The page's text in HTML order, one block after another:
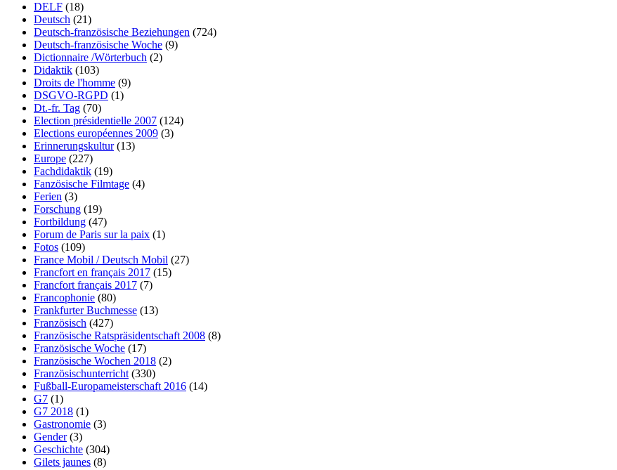
DELF (18)
Deutsch (21)
Deutsch-französische Beziehungen (724)
Deutsch-französische Woche (9)
Dictionnaire /Wörterbuch (2)
Didaktik (103)
Droits de l'homme (9)
DSGVO-RGPD (1)
Dt.-fr. Tag (70)
Election présidentielle 2007 (124)
Elections européennes 2009 (3)
Erinnerungskultur(13)
Europe (227)
Fachdidaktik (19)
Fanzösische Filmtage (4)
Ferien (3)
Forschung (19)
Fortbildung (47)
Forum de Paris sur la paix (1)
Fotos (109)
France Mobil / Deutsch Mobil (27)
Francfort en français 2017 (15)
Francfort français 2017 (7)
Francophonie (80)
Frankfurter Buchmesse (13)
Französisch (427)
Französische Ratspräsidentschaft 2008 (8)
Französische Woche (17)
Französische Wochen 2018 (2)
Französischunterricht (330)
Fußball-Europameisterschaft 2016 (14)
G7 (1)
G7 2018 (1)
Gastronomie (3)
Gender(3)
Geschichte (304)
Gilets jaunes (8)